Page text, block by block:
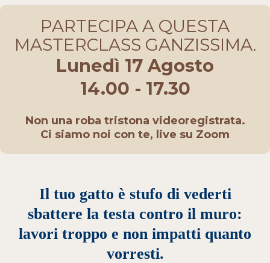
PARTECIPA A QUESTA
MASTERCLASS GANZISSIMA.
Lunedì 17 Agosto
14.00 - 17.30
Non una roba tristona videoregistrata.
Ci siamo noi con te, live su Zoom
Il tuo gatto è stufo di vederti
sbattere la testa contro il muro:
lavori troppo e non impatti quanto
vorresti.